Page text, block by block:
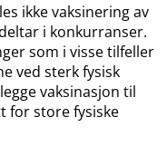
ikke vaksinering av
i konkurranser.
som i visse tilfeller
ved sterk fysisk
vaksinasjon til
for store fysiske